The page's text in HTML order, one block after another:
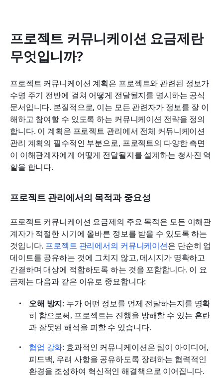
프로젝트 커뮤니케이션 요금제란
무엇입니까?
프로젝트 커뮤니케이션 계획은 프로젝트와 관련된 정보가
수명 주기 전반에 걸쳐 어떻게 전달될지를 명시하는 공식
문서입니다. 본질적으로, 이는 모든 관련자가 정보를 잘 이
해하고 참여할 수 있도록 하는 커뮤니케이션 전략을 정의
합니다. 이 계획은 프로젝트 관리에서 전체 커뮤니케이션
관리 계획의 필수적인 부분으로, 프로젝트의 다양한 측면
이 이해관계자에게 어떻게 전달될지를 설계하는 청사진 역
할을 합니다.
프로젝트 관리에서의 목적과 중요성
프로젝트 커뮤니케이션 요금제의 주요 목적은 모든 이해관
계자가 적절한 시기에 올바른 정보를 받을 수 있도록 하는
것입니다. 프로젝트 관리에서의 커뮤니케이션은 단순히 업
데이트를 공유하는 것에 그치지 않고, 메시지가 명확하고
간결하며 대상에 적합하도록 하는 것을 포함합니다. 이 요
금제는 다음과 같은 이유로 중요합니다:
오해 방지: 누가 어떤 정보를 언제 전달하는지를 명확
히 함으로써, 프로젝트는 진행을 방해할 수 있는 혼란
과 잘못된 해석을 피할 수 있습니다.
협업 강화: 효과적인 커뮤니케이션은 팀이 아이디어,
피드백, 우려 사항을 공유하도록 장려하는 협력적인
환경을 조성하여 혁신적인 해결책으로 이어집니다.